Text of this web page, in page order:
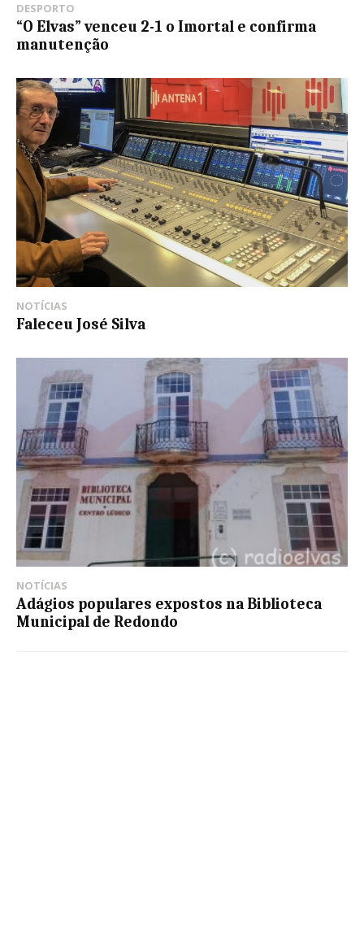
DESPORTO
“O Elvas” venceu 2-1 o Imortal e confirma
manutenção
NOTÍCIAS
Faleceu José Silva
NOTÍCIAS
Adágios populares expostos na Biblioteca
Municipal de Redondo